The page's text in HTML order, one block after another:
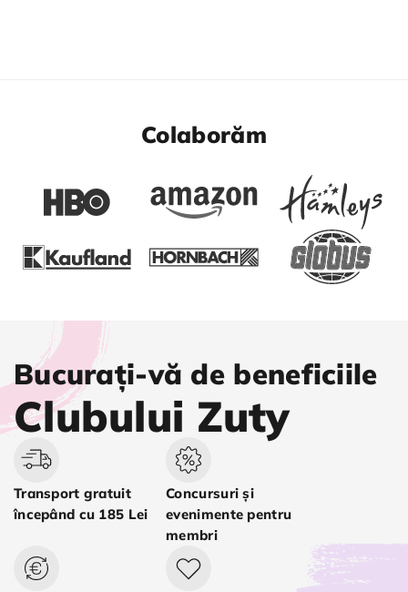
Colaborăm
Bucurați-vă de beneficiile
Clubului Zuty
Transport gratuit
începând cu 185 Lei
Concursuri și
evenimente pentru
membri